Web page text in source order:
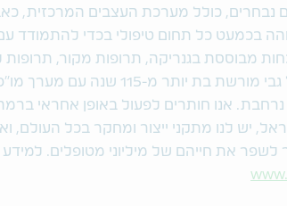
נבחרים, כולל מערכת העצבים המרכזית,
בכמעט כל תחום טיפולי בכדי להתמודד
מבוססת בגנריקה, תרופות מקור, תרופות
פעילים, ובונים על גבי מורשת בת
נרחבת. אנו חותרים לפעול באופן אחראי
לשפר את חייהם של מיליוני מטופלים.